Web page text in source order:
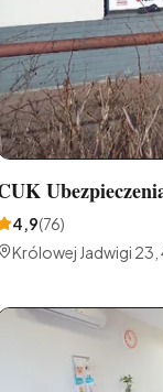
4,9(76)
Królowej Jadwigi